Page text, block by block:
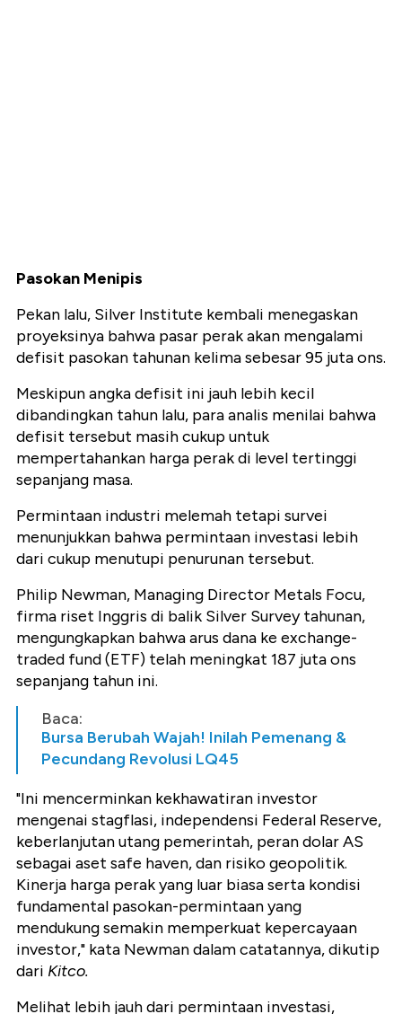
Pasokan Menipis
Pekan lalu, Silver Institute kembali menegaskan
proyeksinya bahwa pasar perak akan mengalami
defisit pasokan tahunan kelima sebesar 95 juta ons.
Meskipun angka defisit ini jauh lebih kecil
dibandingkan tahun lalu, para analis menilai bahwa
defisit tersebut masih cukup untuk
mempertahankan harga perak di level tertinggi
sepanjang masa.
Permintaan industri melemah tetapi survei
menunjukkan bahwa permintaan investasi lebih
dari cukup menutupi penurunan tersebut.
Philip Newman, Managing Director Metals Focu,
firma riset Inggris di balik Silver Survey tahunan,
mengungkapkan bahwa arus dana ke exchange-
traded fund (ETF) telah meningkat 187 juta ons
sepanjang tahun ini.
Baca:
Bursa Berubah Wajah! Inilah Pemenang &
Pecundang Revolusi LQ45
"Ini mencerminkan kekhawatiran investor
mengenai stagflasi, independensi Federal Reserve,
keberlanjutan utang pemerintah, peran dolar AS
sebagai aset safe haven, dan risiko geopolitik.
Kinerja harga perak yang luar biasa serta kondisi
fundamental pasokan-permintaan yang
mendukung semakin memperkuat kepercayaan
investor," kata Newman dalam catatannya, dikutip
dari Kitco.
Melihat lebih jauh dari permintaan investasi,